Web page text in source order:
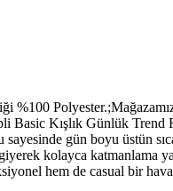
%100
Basic Kışlık Günlük
sayesinde gün boyu üstün
kolayca katmanlama
hem de casual bir